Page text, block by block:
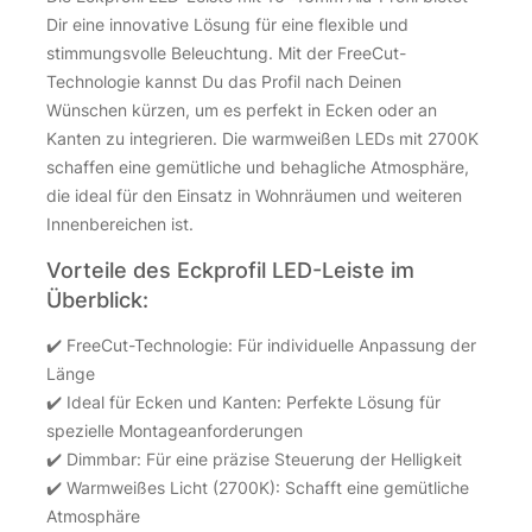
Dir eine innovative Lösung für eine flexible und
stimmungsvolle Beleuchtung. Mit der FreeCut-
Technologie kannst Du das Profil nach Deinen
Wünschen kürzen, um es perfekt in Ecken oder an
Kanten zu integrieren. Die warmweißen LEDs mit 2700K
schaffen eine gemütliche und behagliche Atmosphäre,
die ideal für den Einsatz in Wohnräumen und weiteren
Innenbereichen ist.
Vorteile des Eckprofil LED-Leiste im
Überblick:
✔️ FreeCut-Technologie: Für individuelle Anpassung der
Länge
✔️ Ideal für Ecken und Kanten: Perfekte Lösung für
spezielle Montageanforderungen
✔️ Dimmbar: Für eine präzise Steuerung der Helligkeit
✔️ Warmweißes Licht (2700K): Schafft eine gemütliche
Atmosphäre